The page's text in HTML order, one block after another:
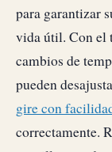
para garantizar
vida útil. Con el
cambios de
pueden
gire con
correctamente.